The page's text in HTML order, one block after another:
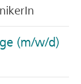
(m/w/d)